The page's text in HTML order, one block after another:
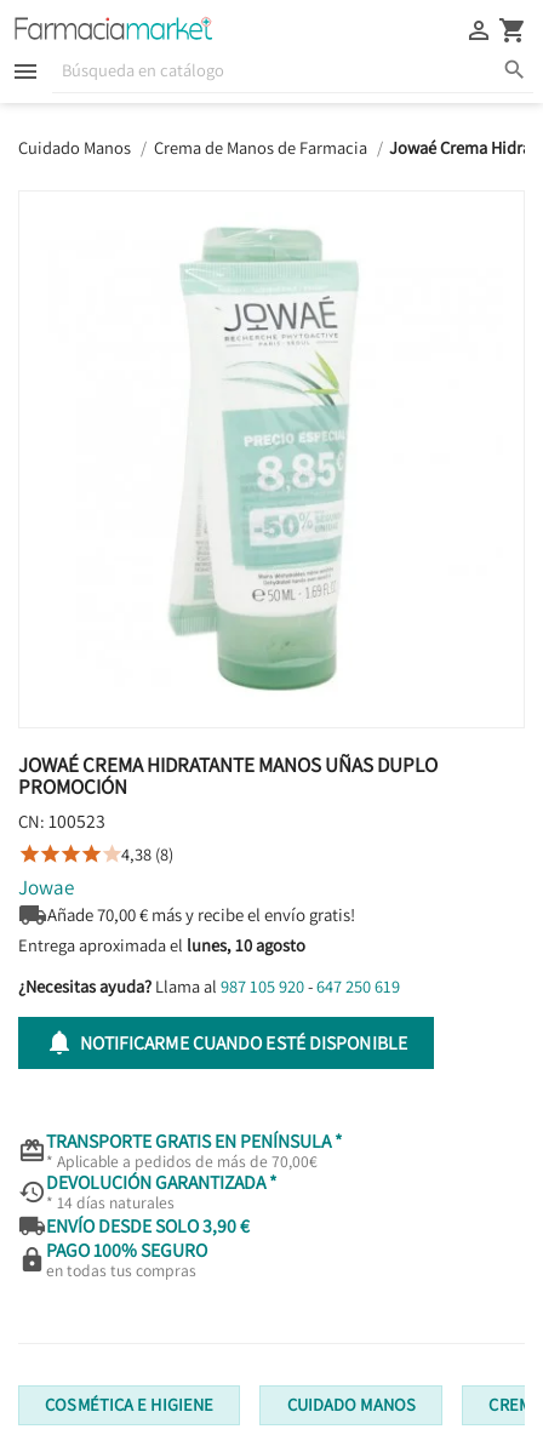
  
 
Cuidado Manos Crema de Manos de Farmacia Jowaé Crema
JOWAÉ CREMA HIDRATANTE MANOS UÑAS DUPLO
PROMOCIÓN
CN: 100523
4,38 (8)
Jowae
Añade70,00€ más y recibe el envío gratis!
Entrega aproximada el lunes, 10 agosto
¿Necesitas ayuda? Llama al 987 105 920-647 250 619
 NOTIFICARME CUANDO ESTÉ DISPONIBLE
TRANSPORTE GRATIS EN PENÍNSULA *
* Aplicable a pedidos de más de 70,00€
DEVOLUCIÓN GARANTIZADA *
* 14 días naturales
ENVÍO DESDE SOLO 3,90 €
 PAGO 100% SEGURO
en todas tus compras
COSMÉTICA E HIGIENE CUIDADO MANOS